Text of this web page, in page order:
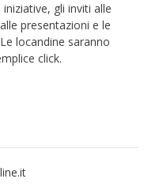
gli inviti alle
presentazioni e le
locandine saranno
click.